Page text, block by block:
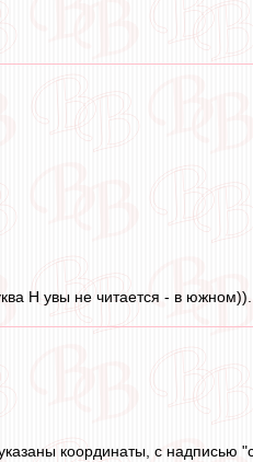
Н увы не читается - в южном)).
координаты, с надписью